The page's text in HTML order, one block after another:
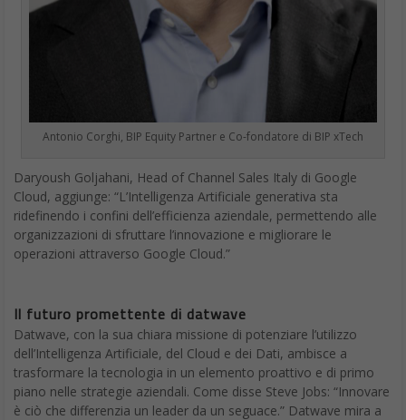
personalizzare la tua interfaccia.
Collaborazione con OpenAI: Potenziale accordo per rafforzare
le nuove capacità AI di iOS 18.
Uso esclusivo di AI on-device per iPhone.
Francesco
Load More
Chi siamo Contatti
Pubblicità
Privacy
Cookies Policy
Disclaimer